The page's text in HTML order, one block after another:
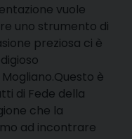
vuole
uno strumento di
preziosa ci è
è
di Fede della
che la
ad incontrare